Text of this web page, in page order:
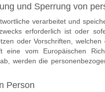
und Sperrung von
verarbeitet und
erforderlich ist oder
oder Vorschriften,
eine vom Europäischen
werden die
Person